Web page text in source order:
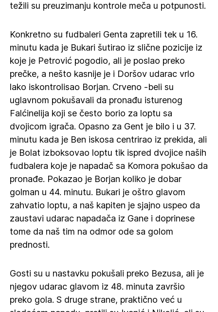
težili su preuzimanju kontrole meča u potpunosti.
Konkretno su fudbaleri Genta zapretili tek u 16.
minutu kada je Bukari šutirao iz slične pozicije iz
koje je Petrović pogodio, ali je poslao preko
prečke, a nešto kasnije je i Doršov udarac vrlo
lako iskontrolisao Borjan. Crveno -beli su
uglavnom pokušavali da pronađu isturenog
Falćinelija koji se često borio za loptu sa
dvojicom igrača. Opasno za Gent je bilo i u 37.
minutu kada je Ben iskosa centrirao iz prekida, ali
je Bolat izboksovao loptu tik ispred dvojice naših
fudbalera koje je napadač sa Komora pokušao da
pronađe. Pokazao je Borjan koliko je dobar
golman u 44. minutu. Bukari je oštro glavom
zahvatio loptu, a naš kapiten je sjajno uspeo da
zaustavi udarac napadača iz Gane i doprinese
tome da naš tim na odmor ode sa golom
prednosti.
Gosti su u nastavku pokušali preko Bezusa, ali je
njegov udarac glavom iz 48. minuta završio
preko gola. S druge strane, praktično već u